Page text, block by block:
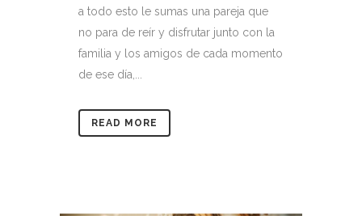
a todo esto le sumas una pareja que
no para de reír y disfrutar junto con la
familia y los amigos de cada momento
de ese día,...
READ MORE